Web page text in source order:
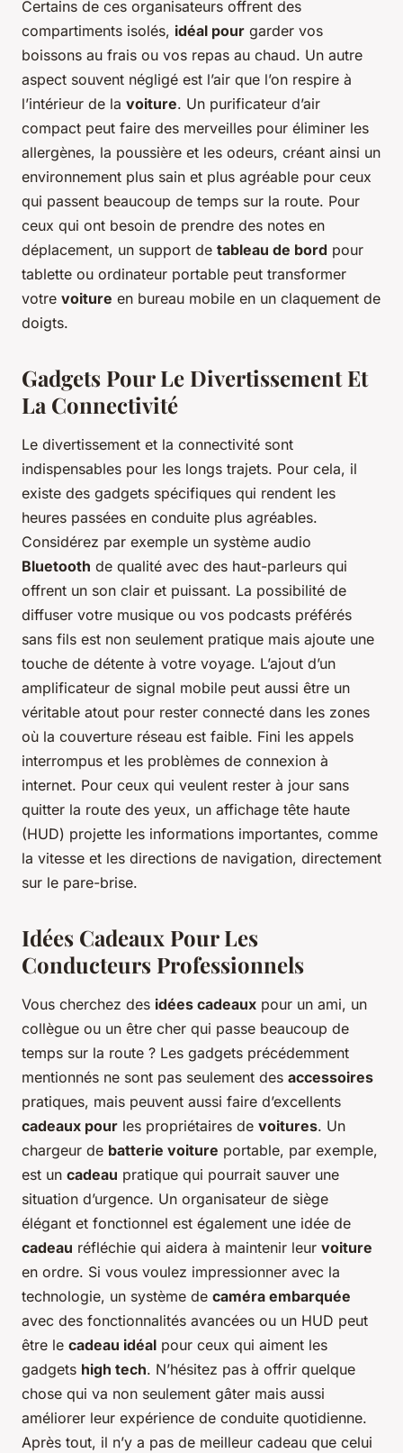
Certains de ces organisateurs offrent des
compartiments isolés, idéal pour garder vos
boissons au frais ou vos repas au chaud. Un autre
aspect souvent négligé est l’air que l’on respire à
l’intérieur de la voiture. Un purificateur d’air
compact peut faire des merveilles pour éliminer les
allergènes, la poussière et les odeurs, créant ainsi un
environnement plus sain et plus agréable pour ceux
qui passent beaucoup de temps sur la route. Pour
ceux qui ont besoin de prendre des notes en
déplacement, un support de tableau de bord pour
tablette ou ordinateur portable peut transformer
votre voiture en bureau mobile en un claquement de
doigts.
Gadgets Pour Le Divertissement Et
La Connectivité
Le divertissement et la connectivité sont
indispensables pour les longs trajets. Pour cela, il
existe des gadgets spécifiques qui rendent les
heures passées en conduite plus agréables.
Considérez par exemple un système audio
Bluetooth de qualité avec des haut-parleurs qui
offrent un son clair et puissant. La possibilité de
diffuser votre musique ou vos podcasts préférés
sans fils est non seulement pratique mais ajoute une
touche de détente à votre voyage. L’ajout d’un
amplificateur de signal mobile peut aussi être un
véritable atout pour rester connecté dans les zones
où la couverture réseau est faible. Fini les appels
interrompus et les problèmes de connexion à
internet. Pour ceux qui veulent rester à jour sans
quitter la route des yeux, un affichage tête haute
(HUD) projette les informations importantes, comme
la vitesse et les directions de navigation, directement
sur le pare-brise.
Idées Cadeaux Pour Les
Conducteurs Professionnels
Vous cherchez des idées cadeaux pour un ami, un
collègue ou un être cher qui passe beaucoup de
temps sur la route ? Les gadgets précédemment
mentionnés ne sont pas seulement des accessoires
pratiques, mais peuvent aussi faire d’excellents
cadeaux pour les propriétaires de voitures. Un
chargeur de batterie voiture portable, par exemple,
est un cadeau pratique qui pourrait sauver une
situation d’urgence. Un organisateur de siège
élégant et fonctionnel est également une idée de
cadeau réfléchie qui aidera à maintenir leur voiture
en ordre. Si vous voulez impressionner avec la
technologie, un système de caméra embarquée
avec des fonctionnalités avancées ou un HUD peut
être le cadeau idéal pour ceux qui aiment les
gadgets high tech. N’hésitez pas à offrir quelque
chose qui va non seulement gâter mais aussi
améliorer leur expérience de conduite quotidienne.
Après tout, il n’y a pas de meilleur cadeau que celui